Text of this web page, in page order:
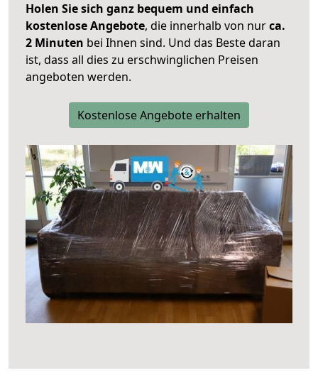
Holen Sie sich ganz bequem und einfach
kostenlose Angebote, die innerhalb von nurca.
2 Minuten bei Ihnen sind. Und das Beste daran
ist, dass all dies zu erschwinglichen Preisen
angeboten werden.
Kostenlose Angebote erhalten